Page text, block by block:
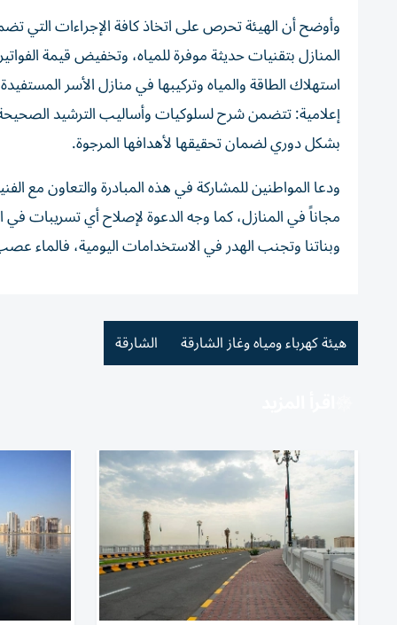
وأوضح أن الهيئة تحرص على اتخاذ كافة الإجراءات التي
المنازل بتقنيات حديثة موفرة للمياه، وتخفيض قيمة
استهلاك الطاقة والمياه وتركيبها في منازل الأسر
إعلامية: تتضمن شرح لسلوكيات وأساليب الترشيد
بشكل دوري لضمان تحقيقها لأهدافها المرجوة.
ودعا المواطنين للمشاركة في هذه المبادرة والتعاون مع
مجاناً في المنازل، كما وجه الدعوة لإصلاح أي تسريبات في
وبناتنا وتجنب الهدر في الاستخدامات اليومية، فالماء
هيئة كهرباء ومياه وغاز الشارقة الشارقة